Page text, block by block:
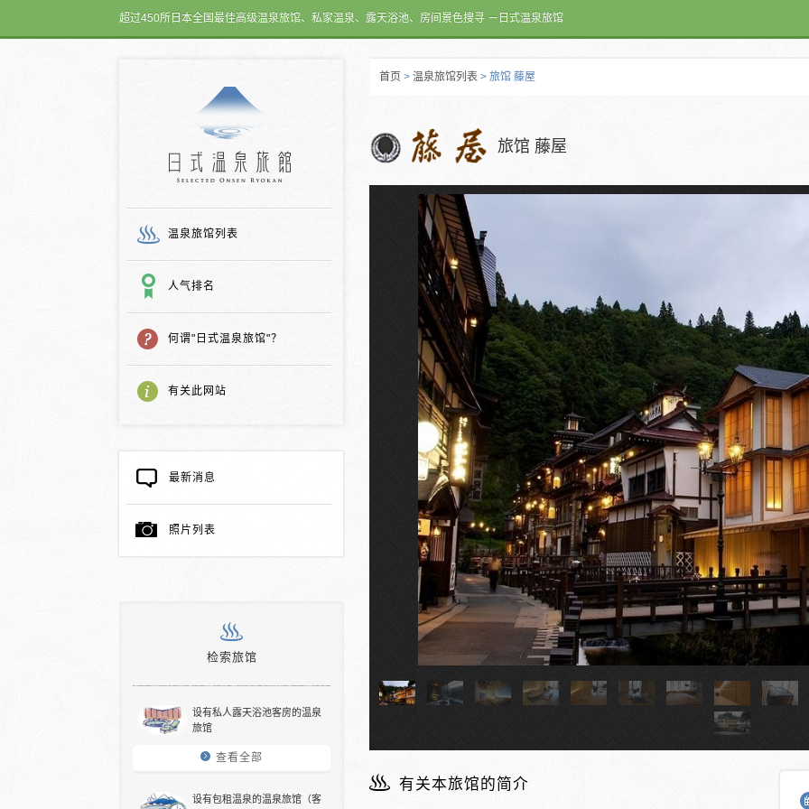
超过450所日本全国最佳高级温泉旅馆、私家温泉、露天浴池、房间景色搜寻 －日式温泉旅馆
温泉旅馆列表
人气排名
何谓"日式温泉旅馆"？
有关此网站
最新消息
照片列表
检索旅馆
设有私人露天浴池客房的温泉
旅馆
查看全部
设有包租温泉的温泉旅馆（客
首页 > 温泉旅馆列表 > 旅馆 藤屋
旅馆 藤屋
私家温泉
有关本旅馆的简介